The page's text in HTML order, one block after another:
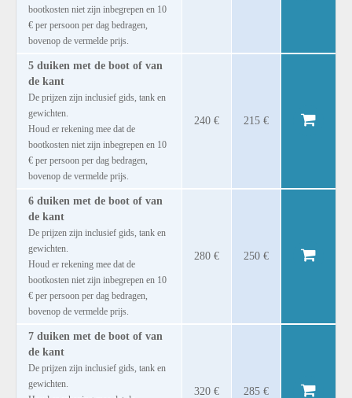
bootkosten niet zijn inbegrepen en 10
€ per persoon per dag bedragen,
bovenop de vermelde prijs.
5 duiken met de boot of van
de kant
De prijzen zijn inclusief gids, tank en
gewichten.
Houd er rekening mee dat de
bootkosten niet zijn inbegrepen en 10
€ per persoon per dag bedragen,
bovenop de vermelde prijs.
240 € 215 €
6 duiken met de boot of van
de kant
De prijzen zijn inclusief gids, tank en
gewichten.
Houd er rekening mee dat de
bootkosten niet zijn inbegrepen en 10
€ per persoon per dag bedragen,
bovenop de vermelde prijs.
280 € 250 €
7 duiken met de boot of van
de kant
De prijzen zijn inclusief gids, tank en
gewichten.
320 € 285 €